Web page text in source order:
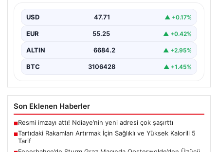
rahatsızlık hissi yaratmadan, dengeli ve kalori
açısından…
USD 47.71 ▲ +0.17%
EUR 55.25 ▲ +0.42%
ALTIN 6684.2 ▲ +2.95%
BTC 3106428 ▲ +1.45%
Son Eklenen Haberler
■Resmi imzayı attı! Ndiaye’nin yeni adresi çok şaşırttı
■Tartıdaki Rakamları Artırmak İçin Sağlıklı ve Yüksek Kalorili 5
Tarif